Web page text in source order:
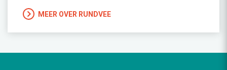
MEER OVER RUNDVEE